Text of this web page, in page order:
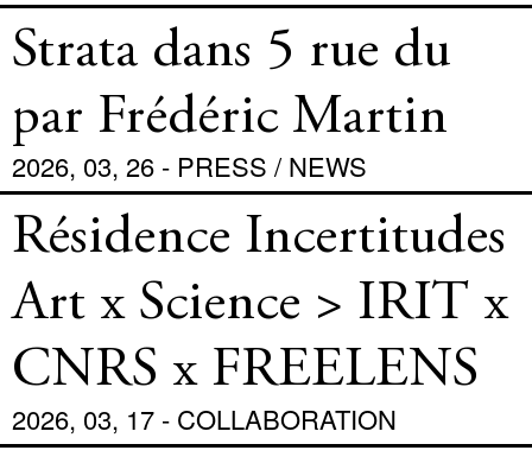
Strata dans 5 rue du
par Frédéric Martin
2026, 03, 26 - PRESS / NEWS
Résidence Incertitudes
Art x Science > IRIT x
CNRS x FREELENS
2026, 03, 17 - COLLABORATION